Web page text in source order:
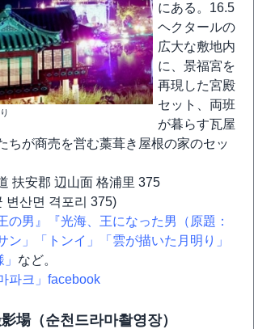
にある。16.5
ヘクタールの
広大な敷地内
に、景福宮を
再現した宮殿
セット、両班
が暮らす瓦屋
ちが商売を営む藁葺き屋根の家のセッ
扶安郡 辺山面 格浦里 375
변산면 격포리 375)
の男』
『光海、王になった男（原題：
ン」 「トンイ」
「雲が描いた月明り」
など。
파크」facebook
場（순천드라마촬영장）